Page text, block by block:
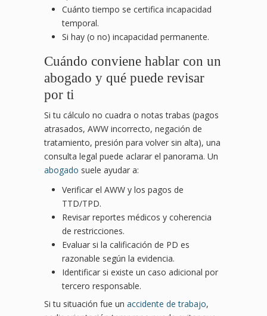
Cuánto tiempo se certifica incapacidad
temporal.
Si hay (o no) incapacidad permanente.
Cuándo conviene hablar con un
abogado y qué puede revisar
por ti
Si tu cálculo no cuadra o notas trabas (pagos
atrasados, AWW incorrecto, negación de
tratamiento, presión para volver sin alta), una
consulta legal puede aclarar el panorama. Un
abogado suele ayudar a:
Verificar el AWW y los pagos de
TTD/TPD.
Revisar reportes médicos y coherencia
de restricciones.
Evaluar si la calificación de PD es
razonable según la evidencia.
Identificar si existe un caso adicional por
tercero responsable.
Si tu situación fue un accidente de trabajo,